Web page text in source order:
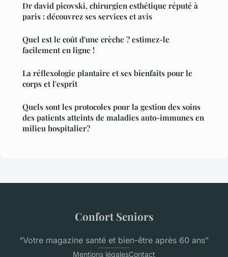
Dr david picovski, chirurgien esthétique réputé à
paris : découvrez ses services et avis
Quel est le coût d'une crèche ? estimez-le
facilement en ligne !
La réflexologie plantaire et ses bienfaits pour le
corps et l'esprit
Quels sont les protocoles pour la gestion des soins
des patients atteints de maladies auto-immunes en
milieu hospitalier?
Confort Seniors
“Votre magazine santé et bien-être après 60 ans”
Mentions légalesContact